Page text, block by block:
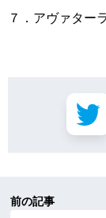
７．アヴァター
前の記事